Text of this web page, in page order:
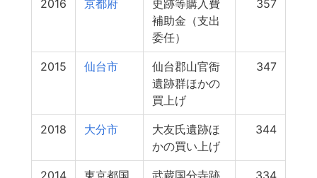
2016 京都府
史跡等購入費
補助金（支出
委任）
357
2015 仙台市
仙台郡山官衙
遺跡群ほかの
買上げ
347
2018 大分市
大友氏遺跡ほ
かの買い上げ
344
2014
東京都国
武蔵国分寺跡
334